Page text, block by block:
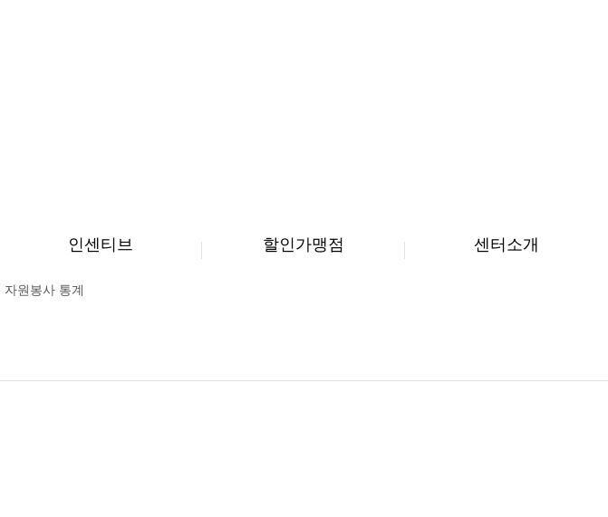
인센티브 할인가맹점 센터소개
자원봉사 통계